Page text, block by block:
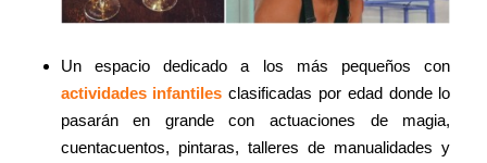
Un espacio dedicado a los más pequeños con
actividades infantiles clasificadas por edad donde lo
pasarán en grande con actuaciones de magia,
cuentacuentos, pintaras, talleres de manualidades y